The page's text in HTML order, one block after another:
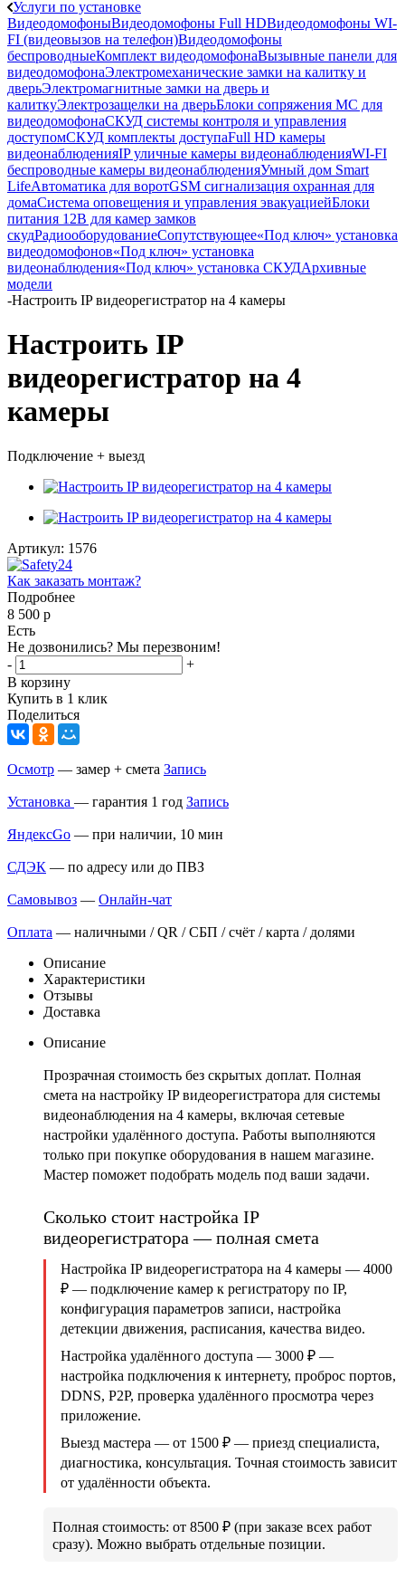
Услуги по установке
ВидеодомофоныВидеодомофоны Full HDВидеодомофоны WI-
FI (видеовызов на телефон)Видеодомофоны
беспроводныеКомплект видеодомофонаВызывные панели для
видеодомофонаЭлектромеханические замки на калитку и
дверьЭлектромагнитные замки на дверь и
калиткуЭлектрозащелки на дверьБлоки сопряжения МС для
видеодомофонаСКУД системы контроля и управления
доступомСКУД комплекты доступаFull HD камеры
видеонаблюденияIP уличные камеры видеонаблюденияWI-FI
беспроводные камеры видеонаблюденияУмный дом Smart
LifeАвтоматика для воротGSM сигнализация охранная для
домаCистема оповещения и управления эвакуациейБлоки
питания 12В для камер замков
скудРадиооборудованиеСопутствующее«Под ключ» установка
видеодомофонов«Под ключ» установка
видеонаблюдения«Под ключ» установка СКУДАрхивные
модели
-Настроить IP видеорегистратор на 4 камеры
Настроить IP
видеорегистратор на 4
камеры
Подключение + выезд
Артикул: 1576
Как заказать монтаж?
Подробнее
8 500 р
Есть
Не дозвонились? Мы перезвоним!
-
+
В корзину
Купить в 1 клик
Поделиться
Осмотр — замер + смета Запись
Установка — гарантия 1 год Запись
ЯндексGo — при наличии, 10 мин
СДЭК — по адресу или до ПВЗ
Самовывоз — Онлайн-чат
Оплата — наличными / QR / СБП / счёт / карта / долями
Описание
Характеристики
Отзывы
Доставка
Описание
Прозрачная стоимость без скрытых доплат. Полная
смета на настройку IP видеорегистратора для системы
видеонаблюдения на 4 камеры, включая сетевые
настройки удалённого доступа. Работы выполняются
только при покупке оборудования в нашем магазине.
Мастер поможет подобрать модель под ваши задачи.
Сколько стоит настройка IP
видеорегистратора — полная смета
Настройка IP видеорегистратора на 4 камеры — 4000
₽ — подключение камер к регистратору по IP,
конфигурация параметров записи, настройка
детекции движения, расписания, качества видео.
Настройка удалённого доступа — 3000 ₽ —
настройка подключения к интернету, проброс портов,
DDNS, P2P, проверка удалённого просмотра через
приложение.
Выезд мастера — от 1500 ₽ — приезд специалиста,
диагностика, консультация. Точная стоимость зависит
от удалённости объекта.
Полная стоимость: от 8500 ₽ (при заказе всех работ
сразу). Можно выбрать отдельные позиции.